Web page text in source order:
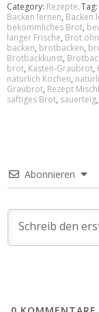
Category: Rezepte.Tag:
Backen lernen, Backen
bekömmliches Brot,
langer Frische, Brot
backen, brotbacken,
Brotbackkunst,
brot, Kasten-Graubrot,
natürlich Kochen,
Graubrot, Rezept
saftiges Brot, sauerteig,
Abonnieren